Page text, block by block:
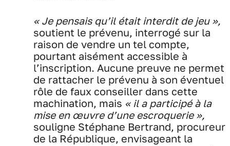
« Je pensais qu’il était interdit de jeu »,
soutient le prévenu, interrogé sur la
raison de vendre un tel compte,
pourtant aisément accessible à
l’inscription. Aucune preuve ne permet
de rattacher le prévenu à son éventuel
rôle de faux conseiller dans cette
machination, mais « il a participé à la
mise en œuvre d’une escroquerie »,
souligne Stéphane Bertrand, procureur
de la République, envisageant la